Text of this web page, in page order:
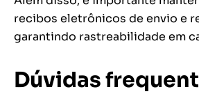
recibos eletrônicos de envio e
garantindo rastreabilidade em
Dúvidas